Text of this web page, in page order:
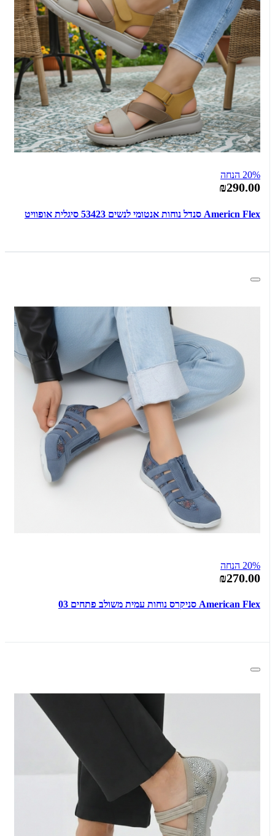
20% הנחה
₪290.00
Americn Flex סנדל נוחות אנטומי לנשים 53423 סיגלית אופוויט
20% הנחה
₪270.00
American Flex סניקרס נוחות עמית משולב פתחים 03